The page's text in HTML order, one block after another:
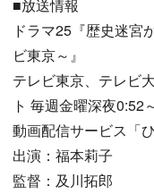
■放送情報
ドラマ25『歴史迷宮
ビ東京～』
テレビ東京、テレビ
ト 毎週金曜深夜0:52
動画配信サービス「
出演：福本莉子
監督：及川拓郎